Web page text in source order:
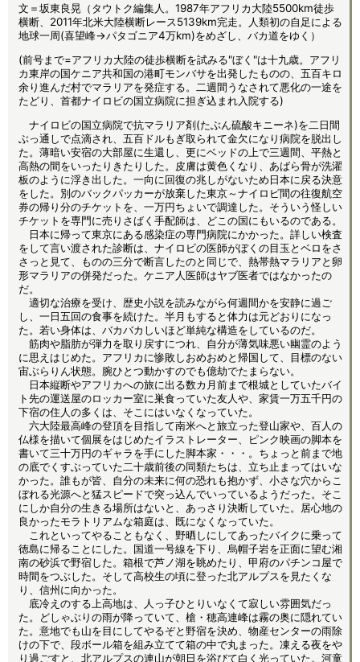
文＝坂東良晃（タウトク編集人。1987年アフリカ大陸5500km徒歩
横断、2011年北米大陸横断レース5139km完走。人類初の自足による
地球一周(喜望峰→パタゴニア4万km)をめざし、バカ道をゆく）
(前号まで=アフリカ大陸の徒歩横断を試みる"ぼく"は十九歳。アフリ
カ東岸の国ケニア共和国の港町モンバサを出発したものの、五百キロ
余り進んだ村でマラリアを発症する。二週間うなされて悪化の一途を
たどり、首都ナイロビの国立病院に担ぎ込まれ入院する)
ナイロビの国立病院で抗マラリア剤(たぶん硫酸キニーネ)を二日間
ぶっ通しで点滴され、五百ドルもぎ取られて金欠になり病院を脱出し
た。薄暗い安宿の大部屋に生還し、更にベッドの上で三週間、平熱と
高熱の間をいったりきたりした。皮膚は黄色くなり、あばら骨が洗濯
板のように浮き出した。一向に回復の兆しがないため日本に戻る決意
をした。別のバックパッカーが放棄した東京～ナイロビ間の往復航空
券の帰り分のチケットを、一万円ちょいで調達した。そういう怪しい
チケットを専門に売りさばく手配師は、どこの国にもいるのである。
日本に帰って東京にある感染症の専門病院にかかった。詳しい検査
をして言い渡された診断は、ナイロビの医師がぼくの目玉とベロをさ
さっと見て、ものの三分で断言したのと同じで、熱帯熱マラリアと卵
形マラリアの併発だった。ケニア人医師はヤブ医者ではなかったの
だ。
適切な治療を受け、歴史小説を読みながら何週間かを安静に過ご
し、一日五回の食事を続けた。半月もすると体力は元どおりになっ
た。若い身体は、バカバカしいほど単純な構造をしているのだ。
筋肉や脂肪が弾力を取り戻すにつれ、自分が薄気味悪い幽霊のよう
に思えはじめた。アフリカに惨敗しおめおめと帰国して、目標のない
宙ぶらりん状態。腕ひとつ動かすのでも億劫でたまらない。
日本縦断やアフリカへの旅に出る数カ月前まで根城としていたバイ
ト先の運送屋のロッカー室に巣食っていた友人や、家賃一万五千円の
下宿の住人の多くは、そこにはいなくなっていた。
六大陸最高峰の登頂を目指して南米へと旅立った登山家や、百人の
仏様を描いて個展をはじめたイラストレーター、ピンク映画の脚本を
書いて三十万円のギャラを手にした脚本家・・・。ちょっと前まで地
の底でくすぶっていた二十歳前後の同類たちは、立ち止まってはいな
かった。誰もが皆、自分の未来に何の恐れも抱かず、小さな穴からこ
ぼれる光源へと猛スピードで突っ込んでいっているようだった。そこ
にしか自分の生きる場所はないと、あっさり決断していた。居心地の
良かったモラトリアムな箱庭は、既になくなっていた。
これといってやることもなく、野晒しにしてあったバイクに乗って
徳島に帰ることにした。国道一号線を下り、烏帽子岩を正面に望む湘
南の砂浜で野宿した。箱根で芦ノ湖を眺めたり、甲府のパチンコ屋で
時間をつぶした。そして高校生の頃に登った北アルプスを見たくな
り、信州に向かった。
底冷えのする上高地は、人っ子ひとりいなくて寂しい雰囲気だっ
た。どしゃぶりの雨が降っていて、槍・穂高連峰は霧の奥に隠れてい
た。意地でも山を目にしてやるぞと野宿を決め、物産センターの雨除
けの下で、段ボール箱を組み立てて箱の中で丸まった。凍える夜をや
り過ごすと、北アルプスの連山が朝日を浴びて白く光っていた。河童